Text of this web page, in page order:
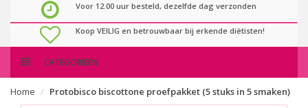
Voor 12.00 uur besteld, dezelfde dag verzonden
Koop VEILIG en betrouwbaar bij erkende diëtisten!
CATEGORIEËN
Home Protobisco biscottone proefpakket (5 stuks in 5 smaken)